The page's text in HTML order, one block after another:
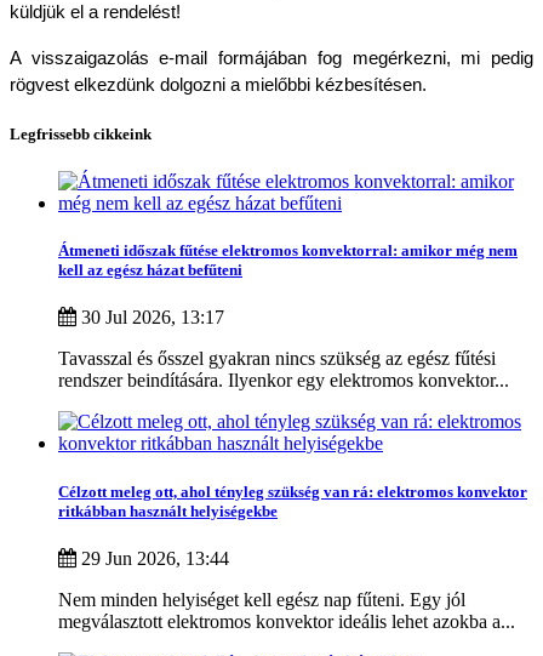
küldjük el a rendelést!
A visszaigazolás e-mail formájában fog megérkezni, mi pedig
rögvest elkezdünk dolgozni a mielőbbi kézbesítésen.
Szűrők törlése
Ft
Teljesítmény
W 3000 W
Raktáron
Raktáron 2
Több.. Kevesebb
Gyártó
Legfrissebb cikkeink
Átmeneti időszak fűtése elektromos konvektorral: amikor még nem
kell az egész házat befűteni
30 Jul 2026, 13:17
Tavasszal és ősszel gyakran nincs szükség az egész fűtési
rendszer beindítására. Ilyenkor egy elektromos konvektor...
Célzott meleg ott, ahol tényleg szükség van rá: elektromos konvektor
ritkábban használt helyiségekbe
29 Jun 2026, 13:44
Nem minden helyiséget kell egész nap fűteni. Egy jól
megválasztott elektromos konvektor ideális lehet azokba a...